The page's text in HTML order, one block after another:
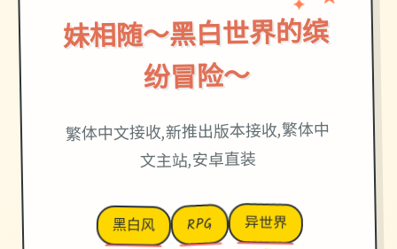
妹相随～黑白世界的缤
纷冒险～
★
繁体中文接收,新推出版本接收,繁体中
文主站,安卓直装
黑白风 RPG 异世界